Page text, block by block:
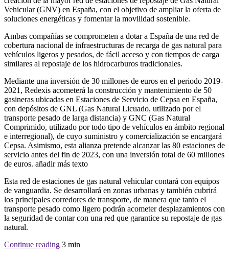
Vehicular (GNV) en España, con el objetivo de ampliar la oferta de
soluciones energéticas y fomentar la movilidad sostenible.
Ambas compañías se comprometen a dotar a España de una red de
cobertura nacional de infraestructuras de recarga de gas natural para
vehículos ligeros y pesados, de fácil acceso y con tiempos de carga
similares al repostaje de los hidrocarburos tradicionales.
Mediante una inversión de 30 millones de euros en el periodo 2019-
2021, Redexis acometerá la construcción y mantenimiento de 50
gasineras ubicadas en Estaciones de Servicio de Cepsa en España,
con depósitos de GNL (Gas Natural Licuado, utilizado por el
transporte pesado de larga distancia) y GNC (Gas Natural
Comprimido, utilizado por todo tipo de vehículos en ámbito regional
e interregional), de cuyo suministro y comercialización se encargará
Cepsa. Asimismo, esta alianza pretende alcanzar las 80 estaciones de
servicio antes del fin de 2023, con una inversión total de 60 millones
de euros. añadir más texto
Esta red de estaciones de gas natural vehicular contará con equipos
de vanguardia. Se desarrollará en zonas urbanas y también cubrirá
los principales corredores de transporte, de manera que tanto el
transporte pesado como ligero podrán acometer desplazamientos con
la seguridad de contar con una red que garantice su repostaje de gas
natural.
Continue reading 3 min